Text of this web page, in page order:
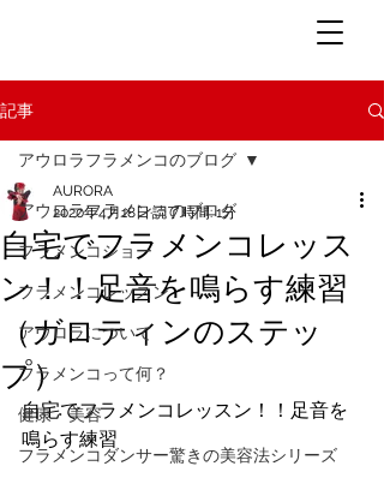
記事
アウロラフラメンコのブログ
フラメンコショー
フラメンコレッスン
アウロラについて
フラメンコって何？
健康・美容
フラメンコダンサー驚きの美容法シリーズ
アウロラフラメンコのブログ
自宅でフラメンコレッス
ン！！足音を鳴らす練習
（ガロティンのステッ
プ）
AURORA
2020年4月18日読了時間: 1分
自宅でフラメンコレッスン！！足音を
鳴らす練習